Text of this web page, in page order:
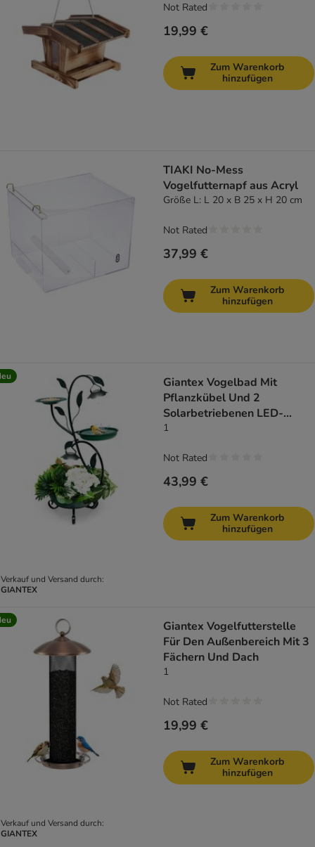
19,99 €
Not Rated
Zum Warenkorb
hinzufügen
TIAKI No-Mess
Vogelfutternapf aus Acryl
Größe L: L 20 x B 25 x H 20 cm
37,99 €
Not Rated
Zum Warenkorb
hinzufügen
Verkauf und Versand durch:
GIANTEX
Giantex Vogelbad Mit
Pflanzkübel Und 2
Solarbetriebenen LED-
Leuchten
1
43,99 €
Not Rated
Zum Warenkorb
hinzufügen
Verkauf und Versand durch:
GIANTEX
Giantex Vogelfutterstelle
Für Den Außenbereich Mit 3
Fächern Und Dach
1
19,99 €
Not Rated
Zum Warenkorb
hinzufügen